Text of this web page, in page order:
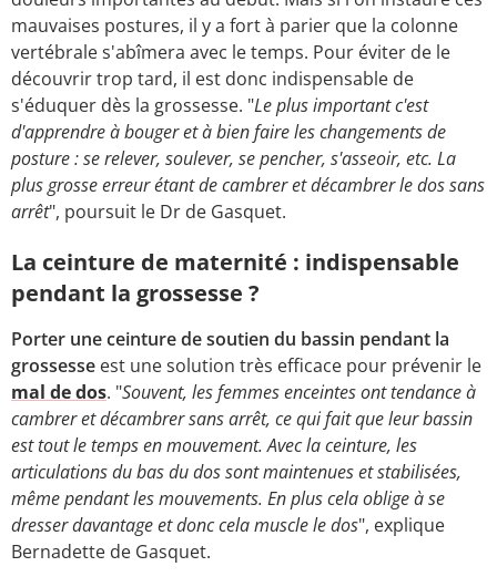
mauvaises postures, il y a fort à parier que la colonne
vertébrale s'abîmera avec le temps. Pour éviter de le
découvrir trop tard, il est donc indispensable de
s'éduquer dès la grossesse. "Le plus important c'est
d'apprendre à bouger et à bien faire les changements de
posture : se relever, soulever, se pencher, s'asseoir, etc. La
plus grosse erreur étant de cambrer et décambrer le dos sans
arrêt", poursuit le Dr de Gasquet.
La ceinture de maternité : indispensable
pendant la grossesse ?
Porter une ceinture de soutien du bassin pendant la
grossesse est une solution très efficace pour prévenir le
mal de dos. "Souvent, les femmes enceintes ont tendance à
cambrer et décambrer sans arrêt, ce qui fait que leur bassin
est tout le temps en mouvement. Avec la ceinture, les
articulations du bas du dos sont maintenues et stabilisées,
même pendant les mouvements. En plus cela oblige à se
dresser davantage et donc cela muscle le dos", explique
Bernadette de Gasquet.